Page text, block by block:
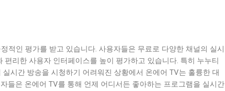
적인 평가를 받고 있습니다. 사용자들은 무료로 다양한 채널의 실시
편리한 사용자 인터페이스를 높이 평가하고 있습니다. 특히 누누티
시간 방송을 시청하기 어려워진 상황에서 온에어 TV는 훌륭한 대
들은 온에어 TV를 통해 언제 어디서든 좋아하는 프로그램을 실시간